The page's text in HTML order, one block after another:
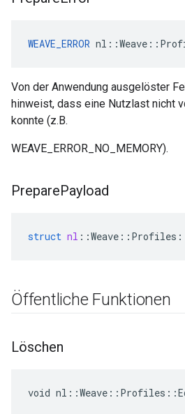
WEAVE_ERROR
Von der Anwendung ausgelöster
hinweist, dass eine Nutzlast nicht
konnte (z.B.
WEAVE_ERROR_NO_MEMORY).
PreparePayload
struct nl ::Weave :: Profiles
Öffentliche Funktionen
Löschen
void